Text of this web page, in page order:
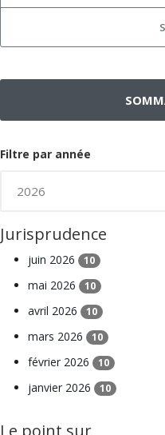
Filtre par année
Jurisprudence
juin 2026 10
mai 2026 10
avril 2026 10
mars 2026 10
février 2026 10
janvier 2026 10